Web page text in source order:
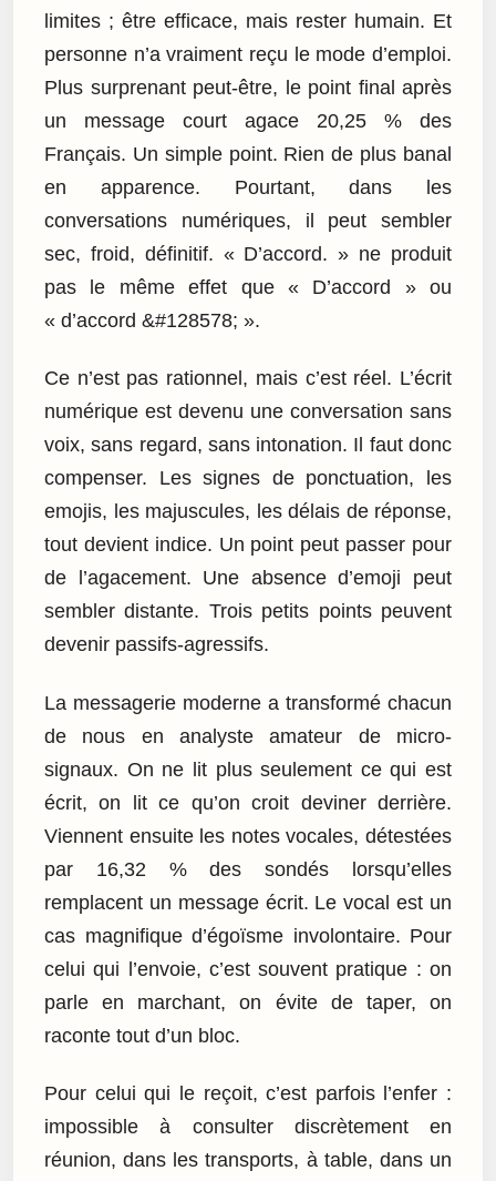
limites ; être efficace, mais rester humain. Et
personne n’a vraiment reçu le mode d’emploi.
Plus surprenant peut-être, le point final après
un message court agace 20,25 % des
Français. Un simple point. Rien de plus banal
en apparence. Pourtant, dans les
conversations numériques, il peut sembler
sec, froid, définitif. « D’accord. » ne produit
pas le même effet que « D’accord » ou
« d’accord &#128578; ».
Ce n’est pas rationnel, mais c’est réel. L’écrit
numérique est devenu une conversation sans
voix, sans regard, sans intonation. Il faut donc
compenser. Les signes de ponctuation, les
emojis, les majuscules, les délais de réponse,
tout devient indice. Un point peut passer pour
de l’agacement. Une absence d’emoji peut
sembler distante. Trois petits points peuvent
devenir passifs-agressifs.
La messagerie moderne a transformé chacun
de nous en analyste amateur de micro-
signaux. On ne lit plus seulement ce qui est
écrit, on lit ce qu’on croit deviner derrière.
Viennent ensuite les notes vocales, détestées
par 16,32 % des sondés lorsqu’elles
remplacent un message écrit. Le vocal est un
cas magnifique d’égoïsme involontaire. Pour
celui qui l’envoie, c’est souvent pratique : on
parle en marchant, on évite de taper, on
raconte tout d’un bloc.
Pour celui qui le reçoit, c’est parfois l’enfer :
impossible à consulter discrètement en
réunion, dans les transports, à table, dans un